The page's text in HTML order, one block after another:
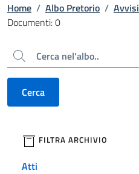
Home / Albo Pretorio / Avvisi
Documenti: 0
Cerca
Cerca
filtri da applicare
FILTRA ARCHIVIO
Atti